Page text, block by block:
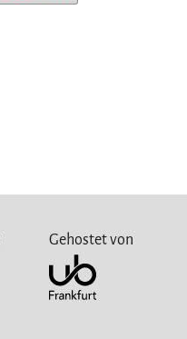
Gehostet von